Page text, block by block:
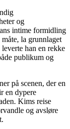
og
intime formidling
la grunnlaget
han en rekke
publikum og
på scenen, der en
en dypere
Kims reise
og avsløre